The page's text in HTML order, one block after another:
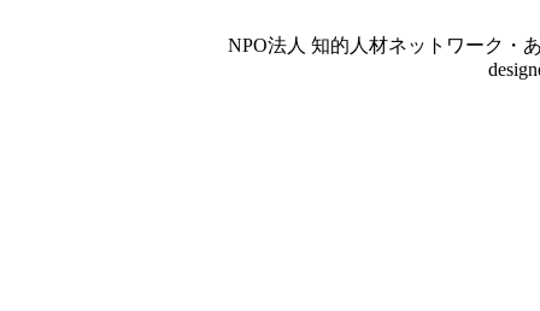
NPO法人 知的人材ネットワーク・